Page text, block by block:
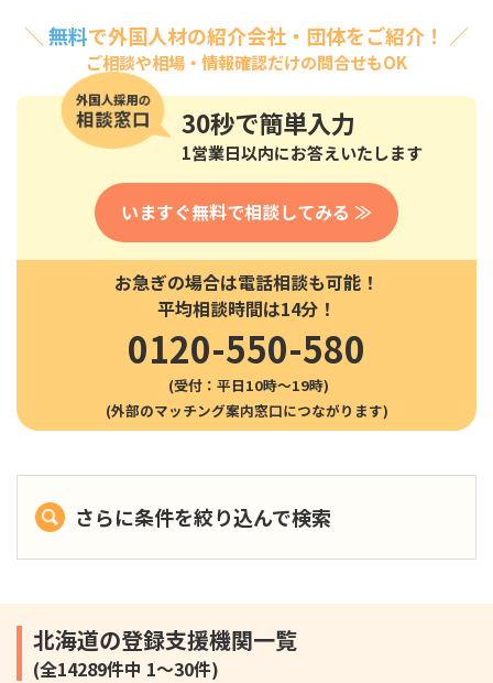
＼ 無料で外国人材の紹介会社・団体をご紹介！ ／
ご相談や相場・情報確認だけの問合せもOK
30秒で簡単入力
1営業日以内にお答えいたします
いますぐ無料で相談してみる ≫
お急ぎの場合は電話相談も可能！
平均相談時間は14分！
0120-550-580
(受付：平日10時〜19時)
さらに条件を絞り込んで検索
北海道の登録支援機関一覧
(全14289件中 1～30件)